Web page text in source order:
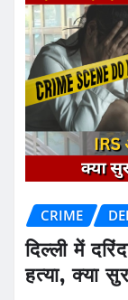
CRIME
दिल्ली में
हत्या, क्या